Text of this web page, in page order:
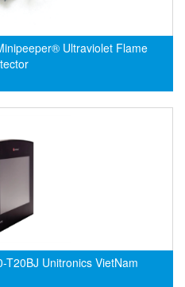
Ultraviolet Flame
T20BJ Unitronics VietNam